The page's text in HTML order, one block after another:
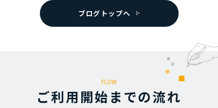
ブログトップへ
FLOW
ご利⽤開始までの流れ